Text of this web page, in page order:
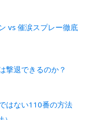
vs 催涙スプレー徹底
撃退できるのか？
はない110番の方法